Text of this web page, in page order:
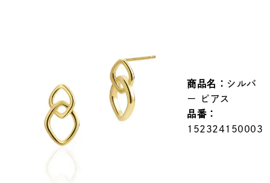
在庫ありのみ
商品名： シルバ
ー ピアス
品番：
152324150003